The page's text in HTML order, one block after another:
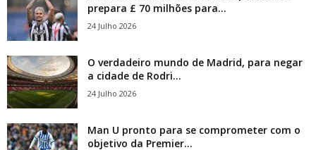
prepara £ 70 milhões para...
24 Julho 2026
O verdadeiro mundo de Madrid, para negar
a cidade de Rodri...
24 Julho 2026
Man U pronto para se comprometer com o
objetivo da Premier...